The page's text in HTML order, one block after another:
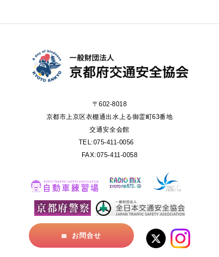
〒602-8018
京都市上京区衣棚通出水上る御霊町63番地
交通安全会館
TEL:075-411-0056
FAX:075-411-0058
お問合せ